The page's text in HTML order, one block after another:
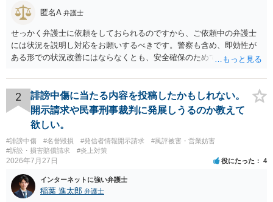
匿名A 弁護士
せっかく弁護士に依頼をしておられるのですから、ご依頼中の弁護士
には状況を説明し対応をお願いするべきです。警察も含め、即効性が
ある形での状況改善にはならなくとも、安全確保のためできることは
2
誹謗中傷に当たる内容を投稿したかもしれない。
開示請求や民事刑事裁判に発展しうるのか教えて
欲しい。
#誹謗中傷 #名誉毀損 #発信者情報開示請求
#風評被害・営業妨害
#訴訟・損害賠償請求
#炎上対策
2026年7月27日 役にたった 4
インターネットに強い弁護士
稲葉 進太郎 弁護士